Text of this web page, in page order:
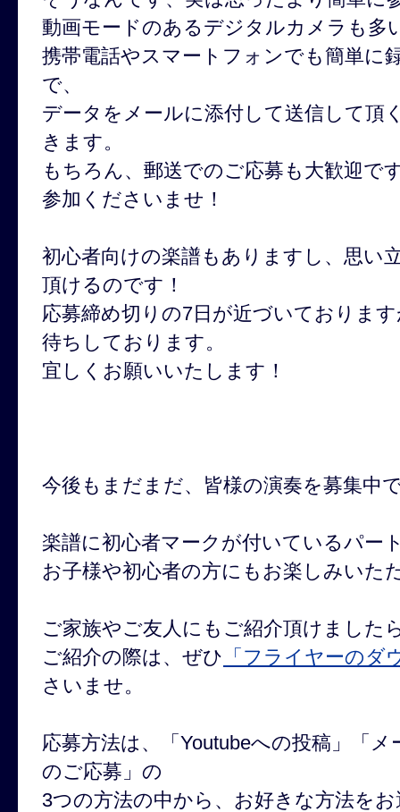
動画モードのあるデジタルカメラも多
携帯電話やスマートフォンでも簡単に
で、
データをメールに添付して送信して頂
きます。
もちろん、郵送でのご応募も大歓迎で
参加くださいませ！
初心者向けの楽譜もありますし、思い
頂けるのです！
応募締め切りの7日が近づいておりま
待ちしております。
宜しくお願いいたします！
今後もまだまだ、皆様の演奏を募集中
楽譜に初心者マークが付いているパー
お子様や初心者の方にもお楽しみいた
ご家族やご友人にもご紹介頂けました
ご紹介の際は、ぜひ 「フライヤーのダ
さいませ。
応募方法は、「Youtubeへの投稿」「
のご応募」の
3つの方法の中から、お好きな方法を